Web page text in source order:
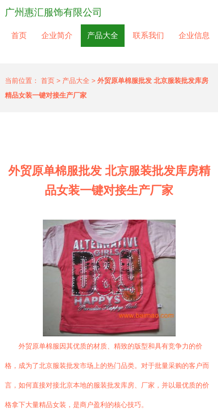
广州惠汇服饰有限公司
首页 企业简介 产品大全 联系我们 企业信息
当前位置： 首页 > 产品大全 > 外贸原单棉服批发 北京服装批发库房
精品女装一键对接生产厂家
外贸原单棉服批发 北京服装批发库房精
品女装一键对接生产厂家
外贸原单棉服因其优质的材质、精致的版型和具有竞争力的价
格，成为了北京服装批发市场上的热门品类。对于批量采购的客户而
言，如何直接对接北京本地的服装批发库房、厂家，并以最优质的价
格拿下大量精品女装，是商户盈利的核心技巧。